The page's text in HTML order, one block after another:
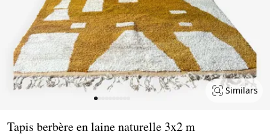
Similars
Tapis berbère en laine naturelle 3x2 m